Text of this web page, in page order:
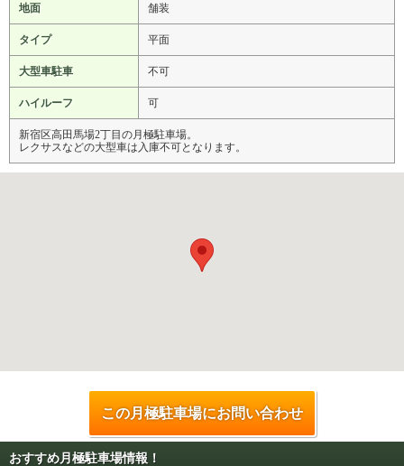
地面 舗装
タイプ 平面
大型車駐車 不可
ハイルーフ 可
新宿区高田馬場2丁目の月極駐車場。
レクサスなどの大型車は入庫不可となります。
この月極駐車場にお問い合わせ
おすすめ月極駐車場情報！